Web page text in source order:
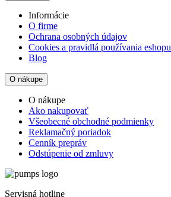
Informácie
O firme
Ochrana osobných údajov
Cookies a pravidlá používania eshopu
Blog
O nákupe
O nákupe
Ako nakupovať
Všeobecné obchodné podmienky
Reklamačný poriadok
Cenník prepráv
Odstúpenie od zmluvy
Servisná hotline